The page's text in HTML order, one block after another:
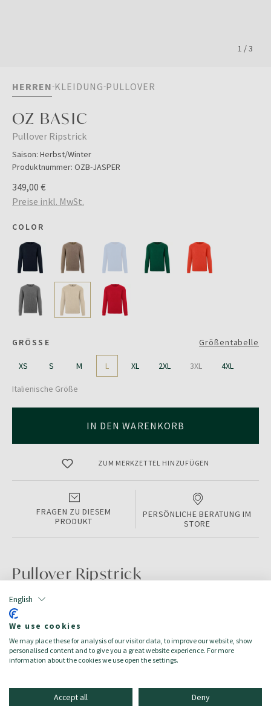
English
We use cookies
We may place these for analysis of our visitor data, to improve our website, show
personalised content and to give you a great website experience. For more
information about the cookies we use open the settings.
Accept all Deny
1 /3
HERREN KLEIDUNG PULLOVER
OZ BASIC
Pullover Ripstrick
Saison: Herbst/Winter
Produktnummer: OZB-JASPER
349,00 €
Preise inkl. MwSt.
COLOR
GRÖSSE Größentabelle
XS S M L XL 2XL 3XL 4XL
Italienische Größe
IN DEN WARENKORB
ZUM MERKZETTEL HINZUFÜGEN
FRAGEN ZU DIESEM
PRODUKT
PERSÖNLICHE BERATUNG IM
STORE
Pullover Ripstrick
PRODUKTINFORMATIONEN
Color: OFFWHITE
Größe: L
Zielgruppe:Herren/Uomo